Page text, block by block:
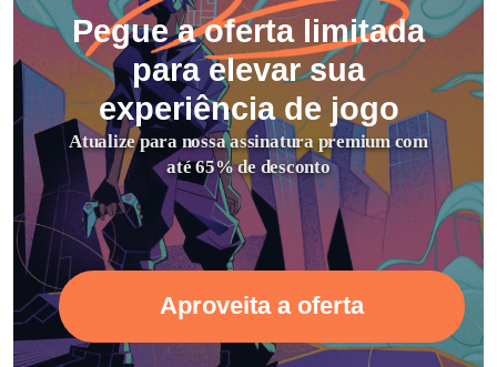
Pegue a oferta limitada
para elevar sua
experiência de jogo
Atualize para nossa assinatura premium com
até 65% de desconto
Aproveita a oferta